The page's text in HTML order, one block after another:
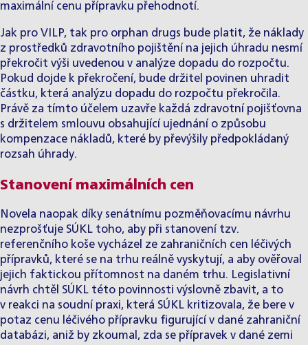
maximální cenu přípravku přehodnotí.
Jak pro VILP, tak pro orphan drugs bude platit, že náklady
z prostředků zdravotního pojištění na jejich úhradu nesmí
překročit výši uvedenou v analýze dopadu do rozpočtu.
Pokud dojde k překročení, bude držitel povinen uhradit
částku, která analýzu dopadu do rozpočtu překročila.
Právě za tímto účelem uzavře každá zdravotní pojišťovna
s držitelem smlouvu obsahující ujednání o způsobu
kompenzace nákladů, které by převýšily předpokládaný
rozsah úhrady.
Stanovení maximálních cen
Novela naopak díky senátnímu pozměňovacímu návrhu
nezprošťuje SÚKL toho, aby při stanovení tzv.
referenčního koše vycházel ze zahraničních cen léčivých
přípravků, které se na trhu reálně vyskytují, a aby ověřoval
jejich faktickou přítomnost na daném trhu. Legislativní
návrh chtěl SÚKL této povinnosti výslovně zbavit, a to
v reakci na soudní praxi, která SÚKL kritizovala, že bere v
potaz cenu léčivého přípravku figurující v dané zahraniční
databázi, aniž by zkoumal, zda se přípravek v dané zemi